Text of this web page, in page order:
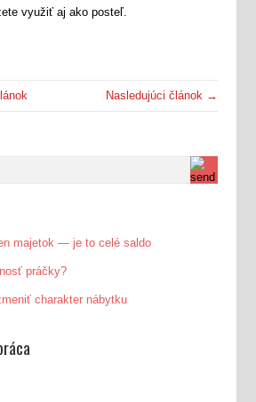
využiť aj ako posteľ.
Nasledujúci článok →
majetok — je to celé saldo
práčky?
charakter nábytku